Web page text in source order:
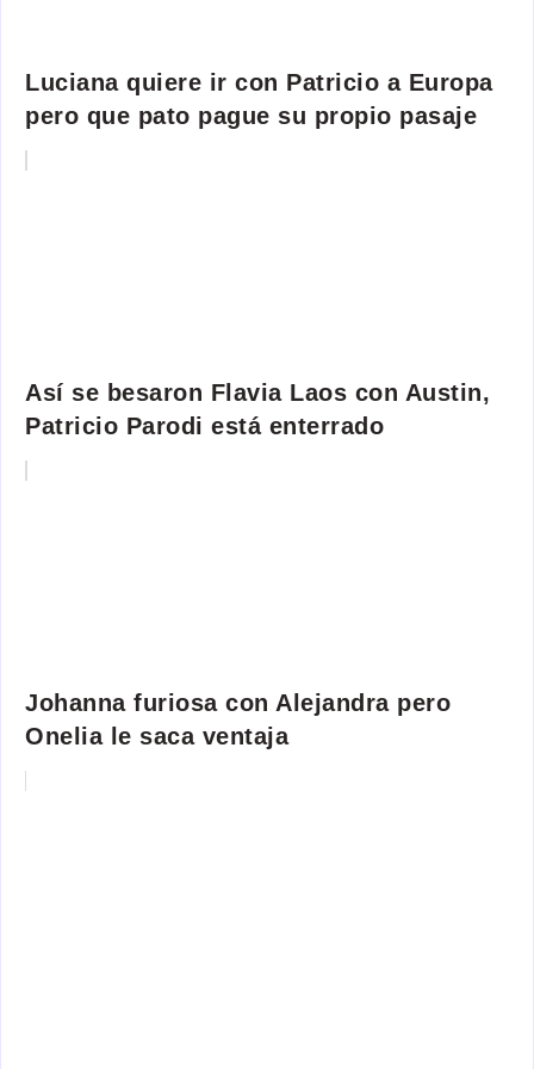
Luciana quiere ir con Patricio a Europa
pero que pato pague su propio pasaje
Así se besaron Flavia Laos con Austin,
Patricio Parodi está enterrado
Johanna furiosa con Alejandra pero
Onelia le saca ventaja